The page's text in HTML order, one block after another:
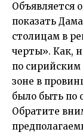
Объявляется
показать
столицам в
черты». Как,
по
зоне в
было быть по
Обратите